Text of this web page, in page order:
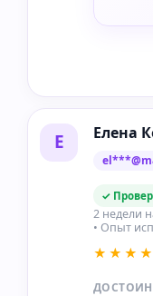
Е Елена
✓
2 недели
• Опыт